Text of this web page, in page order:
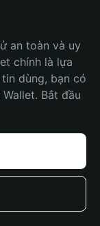
an toàn và uy
chính là lựa
dùng, bạn có
Bắt đầu